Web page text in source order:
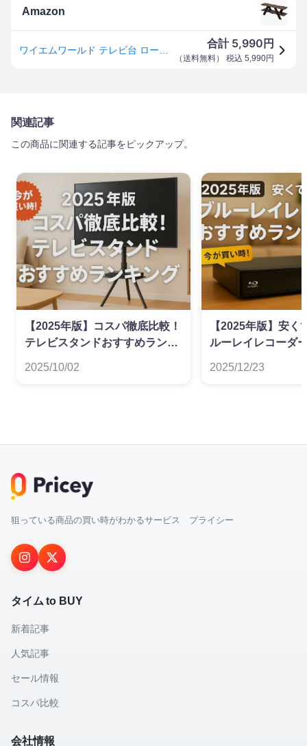
Amazon
合計 5,990 円
（送料無料） 税込 5,990円
関連記事
この商品に関連する記事をピックアップ。
【2025年版】コスパ徹底比較！
テレビスタンドおすすめランキ
2025/10/02
【2025年版】安く
ルーレイレコーダ
2025/12/23
狙っている商品の買い時がわかるサービス プライシー
タイム to BUY
新着記事
人気記事
セール情報
コスパ比較
会社情報